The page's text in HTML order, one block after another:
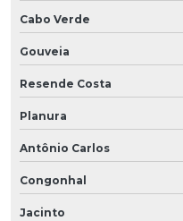
Cabo Verde
Gouveia
Resende Costa
Planura
Antônio Carlos
Congonhal
Jacinto